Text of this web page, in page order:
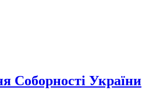
Соборності України